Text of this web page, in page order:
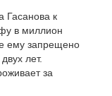
Гасанова к
в миллион
ему запрещено
лет.
за